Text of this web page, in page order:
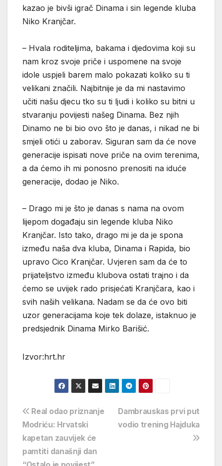
kazao je bivši igrač Dinama i sin legende kluba
Niko Kranjčar.
– Hvala roditeljima, bakama i djedovima koji su
nam kroz svoje priče i uspomene na svoje
idole uspjeli barem malo pokazati koliko su ti
velikani značili. Najbitnije je da mi nastavimo
učiti našu djecu tko su ti ljudi i koliko su bitni u
stvaranju povijesti našeg Dinama. Bez njih
Dinamo ne bi bio ovo što je danas, i nikad ne bi
smjeli otići u zaborav. Siguran sam da će nove
generacije ispisati nove priče na ovim terenima,
a da ćemo ih mi ponosno prenositi na iduće
generacije, dodao je Niko.
– Drago mi je što je danas s nama na ovom
lijepom događaju sin legende kluba Niko
Kranjčar. Isto tako, drago mi je da je spona
između naša dva kluba, Dinama i Rapida, bio
upravo Cico Kranjčar. Uvjeren sam da će to
prijateljstvo između klubova ostati trajno i da
ćemo se uvijek rado prisjećati Kranjčara, kao i
svih naših velikana. Nadam se da će ovo biti
uzor generacijama koje tek dolaze, istaknuo je
predsjednik Dinama Mirko Barišić.
Izvor:hrt.hr
Navigacija
objava
Dambrauskas prvi put
vodio trening Hajduka
Real odao priznanje
Modriću: Hrvatski
kapetan zauvijek će
pamtiti današnji dan